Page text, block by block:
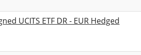
UCITS ETF DR - EUR Hedged